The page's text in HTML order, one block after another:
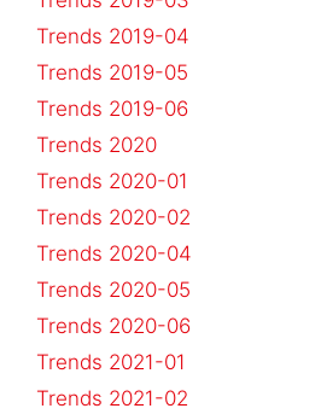
Trends 2019-04
Trends 2019-05
Trends 2019-06
Trends 2020
Trends 2020-01
Trends 2020-02
Trends 2020-04
Trends 2020-05
Trends 2020-06
Trends 2021-01
Trends 2021-02